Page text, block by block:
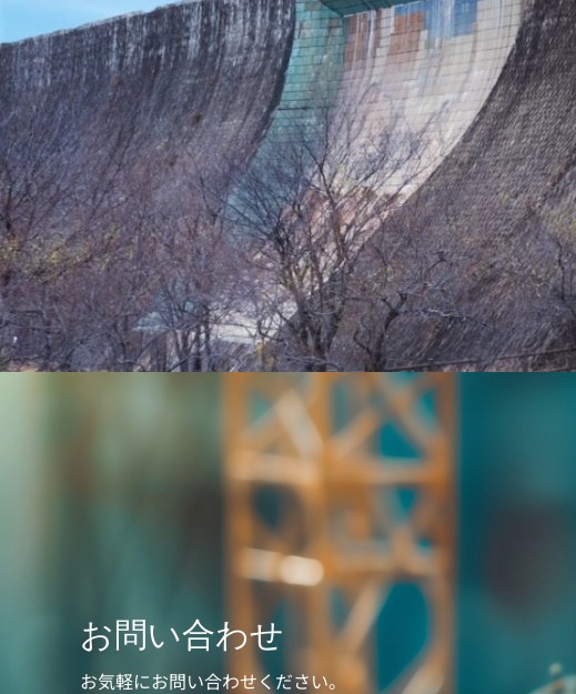
お問い合わせ
お気軽にお問い合わせください。